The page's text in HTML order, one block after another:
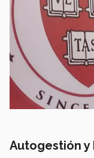
Autogestión y